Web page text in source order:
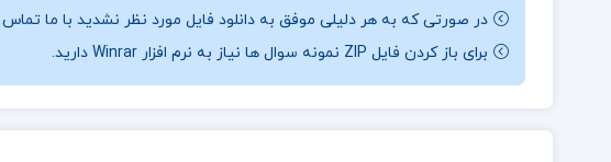
در صورتی که به هر دلیلی موفق به دانلود فایل مورد نظر نشدید با ما تماس
برای باز کردن فایل ZIP نمونه سوال ها نیاز به نرم افزار Winrar دارید.